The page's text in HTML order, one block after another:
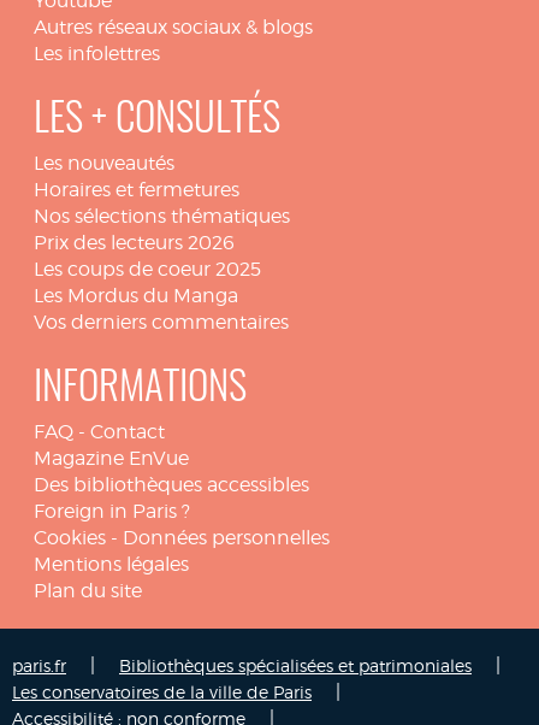
Autres réseaux sociaux & blogs
Les infolettres
LES + CONSULTÉS
Les nouveautés
Horaires et fermetures
Nos sélections thématiques
Prix des lecteurs 2026
Les coups de coeur 2025
Les Mordus du Manga
Vos derniers commentaires
INFORMATIONS
FAQ - Contact
Magazine EnVue
Des bibliothèques accessibles
Foreign in Paris ?
Cookies - Données personnelles
Mentions légales
Plan du site
paris.fr Bibliothèques spécialisées et patrimoniales
Les conservatoires de la ville de Paris
Accessibilité : non conforme